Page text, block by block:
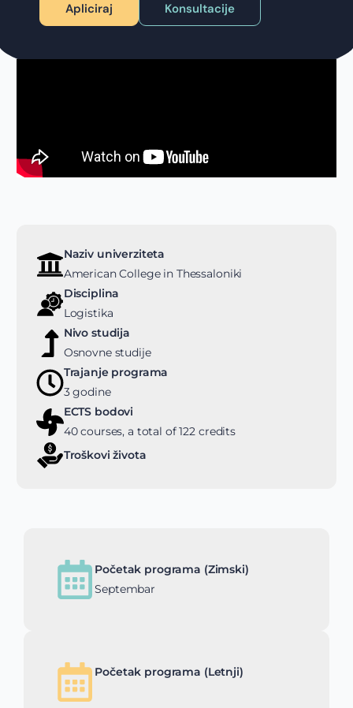
Apliciraj Konsultacije
Naziv univerziteta
American College in Thessaloniki
Disciplina
Logistika
Nivo studija
Osnovne studije
Trajanje programa
3 godine
ECTS bodovi
40 courses, a total of 122 credits
Troškovi života
Početak programa (Zimski)
Septembar
Početak programa (Letnji)